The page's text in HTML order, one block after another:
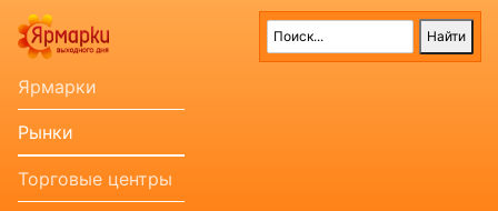
Ярмарки
Рынки
Торговые центры